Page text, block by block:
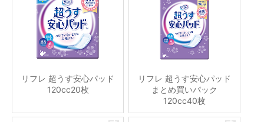
リフレ 超うす安心パッド
120cc20枚
リフレ 超うす安心パッド
まとめ買いパック
120cc40枚